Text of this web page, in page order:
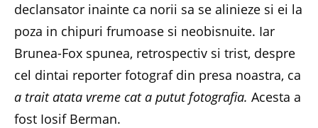
declansator inainte ca norii sa se alinieze si ei la
poza in chipuri frumoase si neobisnuite. Iar
Brunea-Fox spunea, retrospectiv si trist, despre
cel dintai reporter fotograf din presa noastra, ca
a trait atata vreme cat a putut fotografia. Acesta a
fost Iosif Berman.